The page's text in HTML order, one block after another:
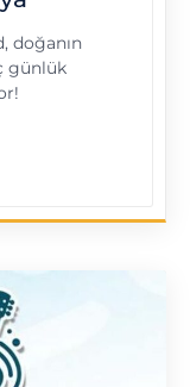
doğanın
günlük